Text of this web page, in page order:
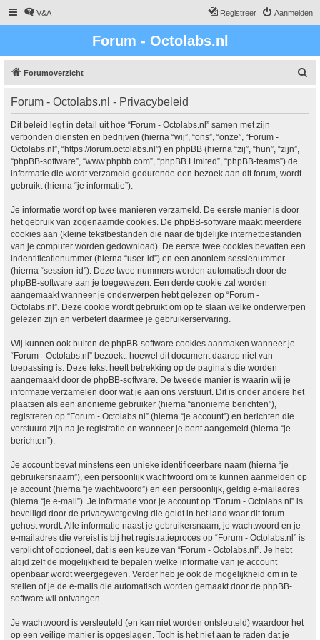
V&A Aanmelden
Registreer
Forum - Octolabs.nl
Forumoverzicht
Forum - Octolabs.nl - Privacybeleid
Dit beleid legt in detail uit hoe “Forum - Octolabs.nl” samen met zijn
verbonden diensten en bedrijven (hierna “wij”, “ons”, “onze”, “Forum -
Octolabs.nl”, “https://forum.octolabs.nl”) en phpBB (hierna “zij”, “hun”, “zijn”,
“phpBB-software”, “www.phpbb.com”, “phpBB Limited”, “phpBB-teams”) de
informatie die wordt verzameld gedurende een bezoek aan dit forum, wordt
gebruikt (hierna “je informatie”).
Je informatie wordt op twee manieren verzameld. De eerste manier is door
het gebruik van zogenaamde cookies. De phpBB-software maakt meerdere
cookies aan (kleine tekstbestanden die naar de tijdelijke internetbestanden
van je computer worden gedownload). De eerste twee cookies bevatten een
indentificatienummer (hierna “user-id”) en een anoniem sessienummer
(hierna “session-id”). Deze twee nummers worden automatisch door de
phpBB-software aan je toegewezen. Een derde cookie zal worden
aangemaakt wanneer je onderwerpen hebt gelezen op “Forum -
Octolabs.nl”. Deze cookie wordt gebruikt om op te slaan welke onderwerpen
gelezen zijn en verbetert daarmee je gebruikerservaring.
Wij kunnen ook buiten de phpBB-software cookies aanmaken wanneer je
“Forum - Octolabs.nl” bezoekt, hoewel dit document daarop niet van
toepassing is. Deze tekst heeft betrekking op de pagina’s die worden
aangemaakt door de phpBB-software. De tweede manier is waarin wij je
informatie verzamelen door wat je aan ons verstuurt. Dit is onder andere het
plaatsen als een anonieme gebruiker (hierna “anonieme berichten”),
registreren op “Forum - Octolabs.nl” (hierna “je account”) en berichten die
verstuurd zijn na je registratie en wanneer je bent aangemeld (hierna “je
berichten”).
Je account bevat minstens een unieke identificeerbare naam (hierna “je
gebruikersnaam”), een persoonlijk wachtwoord om te kunnen aanmelden op
je account (hierna “je wachtwoord”) en een persoonlijk, geldig e-mailadres
(hierna “je e-mail”). Je informatie voor je account op “Forum - Octolabs.nl” is
beveiligd door de privacywetgeving die geldt in het land waar dit forum
gehost wordt. Alle informatie naast je gebruikersnaam, je wachtwoord en je
e-mailadres die vereist is bij het registratieproces op “Forum - Octolabs.nl” is
verplicht of optioneel, dat is een keuze van “Forum - Octolabs.nl”. Je hebt
altijd zelf de mogelijkheid te bepalen welke informatie van je account
openbaar wordt weergegeven. Verder heb je ook de mogelijkheid om in te
stellen of je de e-mails die automatisch worden gemaakt door de phpBB-
software wil ontvangen.
Je wachtwoord is versleuteld (en kan niet worden ontsleuteld) waardoor het
op een veilige manier is opgeslagen. Toch is het niet aan te raden dat je